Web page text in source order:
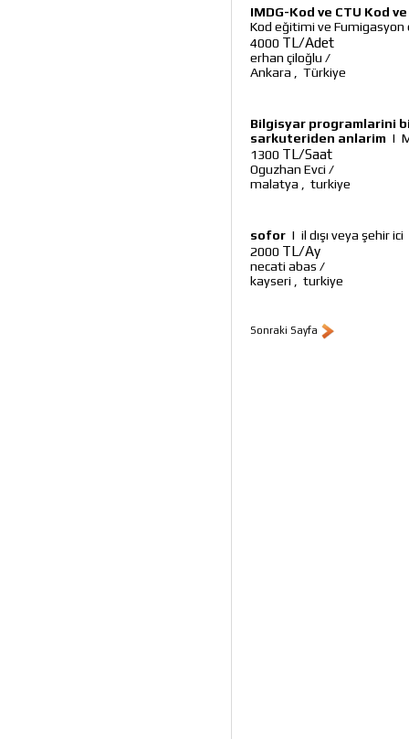
IMDG-Kod ve CTU Kod
Kod eğitimi ve
4000 TL/Adet
erhan çiloğlu /
Ankara
Türkiye
Bilgisyar programlarini
sarkuteriden anlarim |
1300 TL/Saat
Oguzhan Evci /
malatya
turkiye
sofor | il dışı veya şehir ici
2000 TL/Ay
necati abas /
kayseri
turkiye
Sonraki Sayfa